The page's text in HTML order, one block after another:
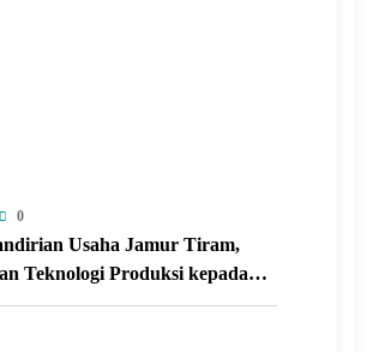
0
Usaha Jamur Tiram,
Teknologi Produksi kepada
Desa Arang Limbung